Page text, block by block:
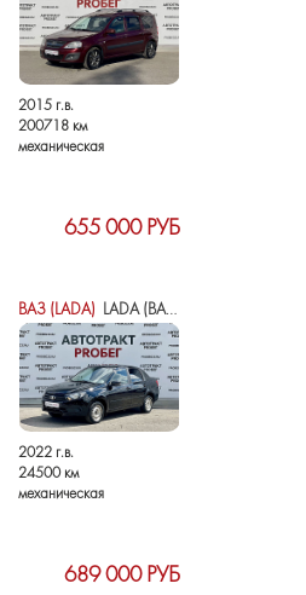
2015 г.в.
200718 км
механическая
655 000 РУБ
ВАЗ (LADA) LADA (ВАЗ) GRANTA I РЕСТАЙЛИНГ
2022 г.в.
24500 км
механическая
689 000 РУБ